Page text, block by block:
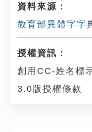
資料來源：
教育部異體字字
授權資訊：
創用CC-姓名標
3.0版授權條款